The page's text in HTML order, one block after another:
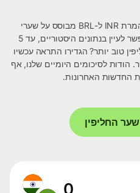
התרשים האינטראקטיבי שלנו להמרת INR ל-BRL מבוסס על שערי
חליפין אמצעיים בזמן אמת, מאפשר לעיין בנתונים היסטוריים, עד 5
טוב יותר? הגדירו התראה עכשיו
לסיכומים היומיים שלנו, אף
האחרונות.
החליפין